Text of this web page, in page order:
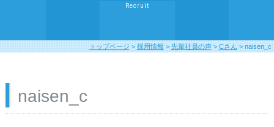
Recruit
トップページ > 採用情報 > 先輩社員の声> Cさん > naisen_c
naisen_c